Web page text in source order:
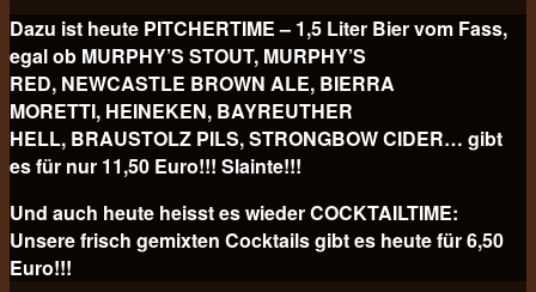
Dazu ist heute PITCHERTIME – 1,5 Liter Bier vom Fass,
egal ob MURPHY’S STOUT, MURPHY’S
RED, NEWCASTLE BROWN ALE, BIERRA
MORETTI, HEINEKEN, BAYREUTHER
HELL, BRAUSTOLZ PILS, STRONGBOW CIDER… gibt
es für nur 11,50 Euro!!! Slainte!!!
Und auch heute heisst es wieder COCKTAILTIME:
Unsere frisch gemixten Cocktails gibt es heute für6,50
Euro!!!